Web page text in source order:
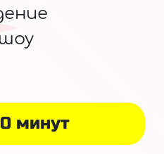
минут